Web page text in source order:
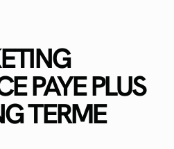
PAYE PLUS
TERME